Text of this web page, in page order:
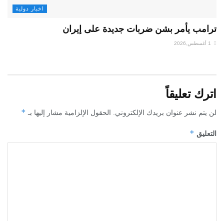
اخبار دولية
ترامب يأمر بشن ضربات جديدة على إيران
اترك تعليقاً
لن يتم نشر عنوان بريدك الإلكتروني. الحقول الإلزامية مشار إليها بـ *
التعليق *